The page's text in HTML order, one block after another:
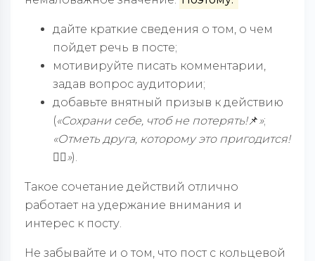
дайте краткие сведения о том, о чем
пойдет речь в посте;
мотивируйте писать комментарии,
задав вопрос аудитории;
добавьте внятный призыв к действию
(«Сохрани себе, чтоб не потерять!📌»;
«Отметь друга, которому это пригодится!
❤️‍🔥»).
Такое сочетание действий отлично
работает на удержание внимания и
интерес к посту.
Не забывайте и о том, что пост с кольцевой